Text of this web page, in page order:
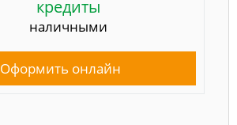
кредиты
наличными
Оформить онлайн